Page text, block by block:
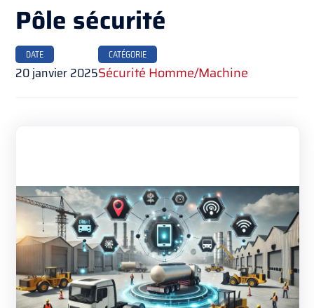
Pôle sécurité
DATE
20 janvier 2025
CATÉGORIE
Sécurité Homme/Machine